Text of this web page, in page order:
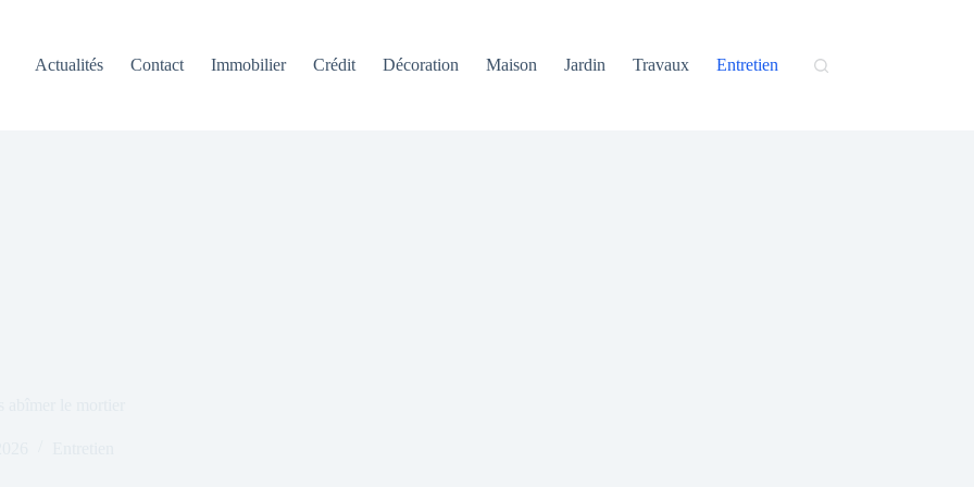
Actualités
Contact Immobilier Crédit Décoration Maison Jardin Travaux Entretien